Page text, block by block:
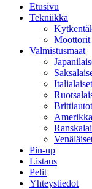
Etusivu
Tekniikka
Moottorit
Valmistusmaat
Italialaiset
Brittiautot
Pin-up
Listaus
Pelit
Yhteystiedot